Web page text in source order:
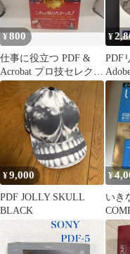
¥800
仕事に役立つ PDF &
Acrobat プロ技セレクシ
ョン
¥
PDF
for…
¥9,000
PDF JOLLY SKULL
BLACK
¥
いき
クス